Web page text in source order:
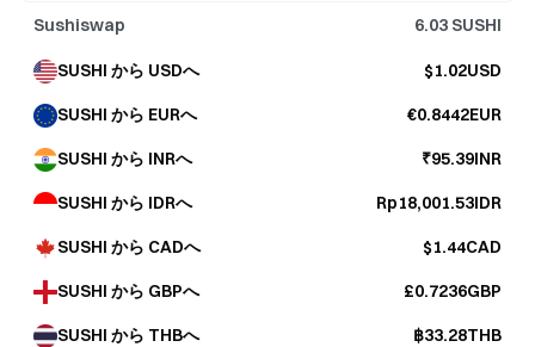
Sushiswap 6.03 SUSHI
SUSHI から USDへ $1.02USD
SUSHI から EURへ €0.8442EUR
SUSHI から INRへ ₹95.39INR
SUSHI から IDRへ Rp18,001.53IDR
SUSHI から CADへ $1.44CAD
SUSHI から GBPへ £0.7236GBP
SUSHI から THBへ ฿33.28THB